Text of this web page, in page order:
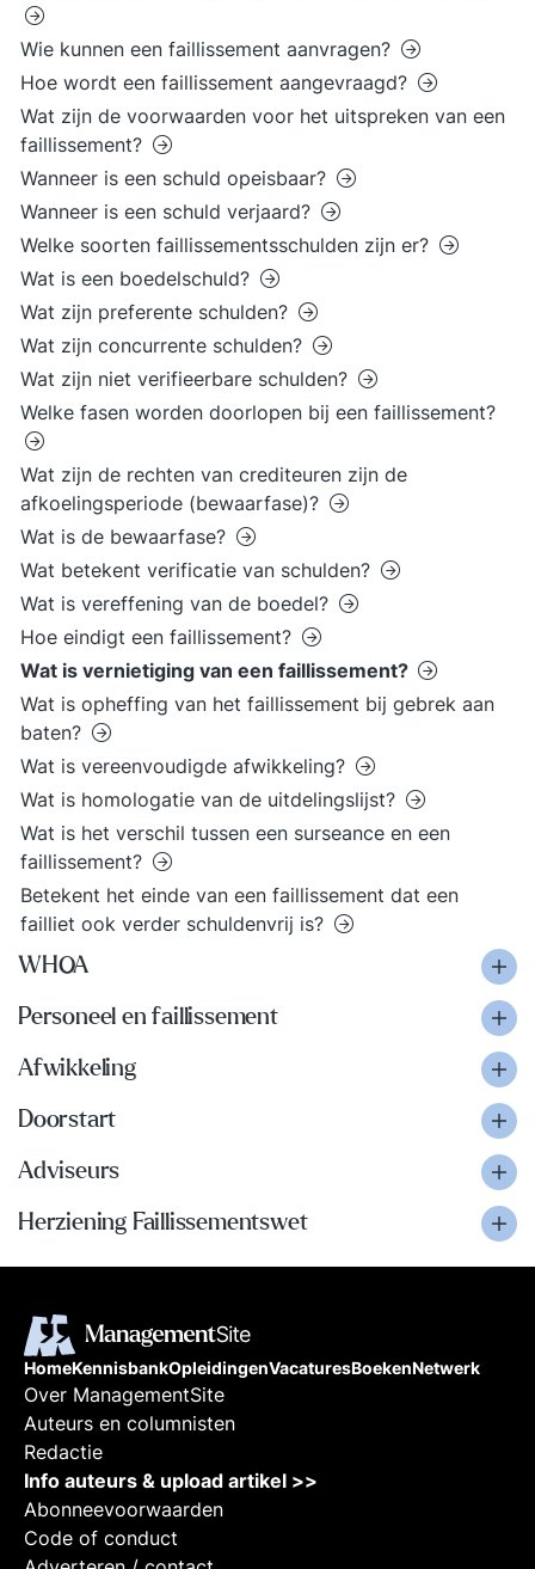
Wie kunnen een faillissement aanvragen?
Hoe wordt een faillissement aangevraagd?
Wat zijn de voorwaarden voor het uitspreken van een
faillissement?
Wanneer is een schuld opeisbaar?
Wanneer is een schuld verjaard?
Welke soorten faillissementsschulden zijn er?
Wat is een boedelschuld?
Wat zijn preferente schulden?
Wat zijn concurrente schulden?
Wat zijn niet verifieerbare schulden?
Welke fasen worden doorlopen bij een faillissement?
Wat zijn de rechten van crediteuren zijn de
afkoelingsperiode (bewaarfase)?
Wat is de bewaarfase?
Wat betekent verificatie van schulden?
Wat is vereffening van de boedel?
Hoe eindigt een faillissement?
Wat is vernietiging van een faillissement?
Wat is opheffing van het faillissement bij gebrek aan
baten?
Wat is vereenvoudigde afwikkeling?
Wat is homologatie van de uitdelingslijst?
Wat is het verschil tussen een surseance en een
faillissement?
Betekent het einde van een faillissement dat een
failliet ook verder schuldenvrij is?
WHOA
Personeel en faillissement
Afwikkeling
Doorstart
Adviseurs
Herziening Faillissementswet
HomeKennisbankOpleidingenVacaturesBoekenNetwerk
Over ManagementSite
Auteurs en columnisten
Redactie
Info auteurs & upload artikel >>
Abonneevoorwaarden
Code of conduct